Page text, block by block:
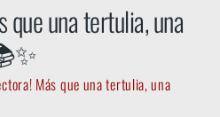
que una tertulia, una
Más que una tertulia, una